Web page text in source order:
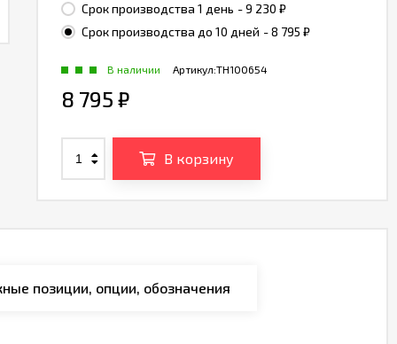
Срок производства 1 день - 9 230 ₽
Срок производства до 10 дней - 8 795 ₽
Артикул:TH100654
В наличии
8 795 ₽
В корзину
позиции, опции, обозначения